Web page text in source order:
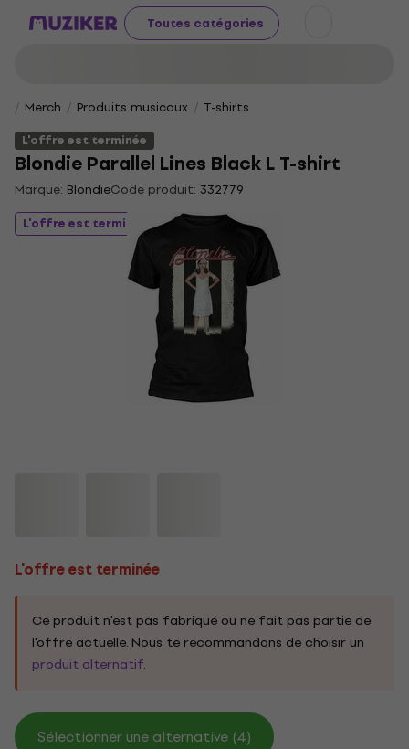
Toutes catégories
Merch Produits musicaux
T-shirts
L'offre est terminée
Blondie Parallel Lines Black L T-shirt
Marque: BlondieCode produit: 332779
L'offre est terminée
L'offre est terminée
Ce produit n'est pas fabriqué ou ne fait pas partie de
l'offre actuelle. Nous te recommandons de choisir un
produit alternatif.
Sélectionner une alternative (4)